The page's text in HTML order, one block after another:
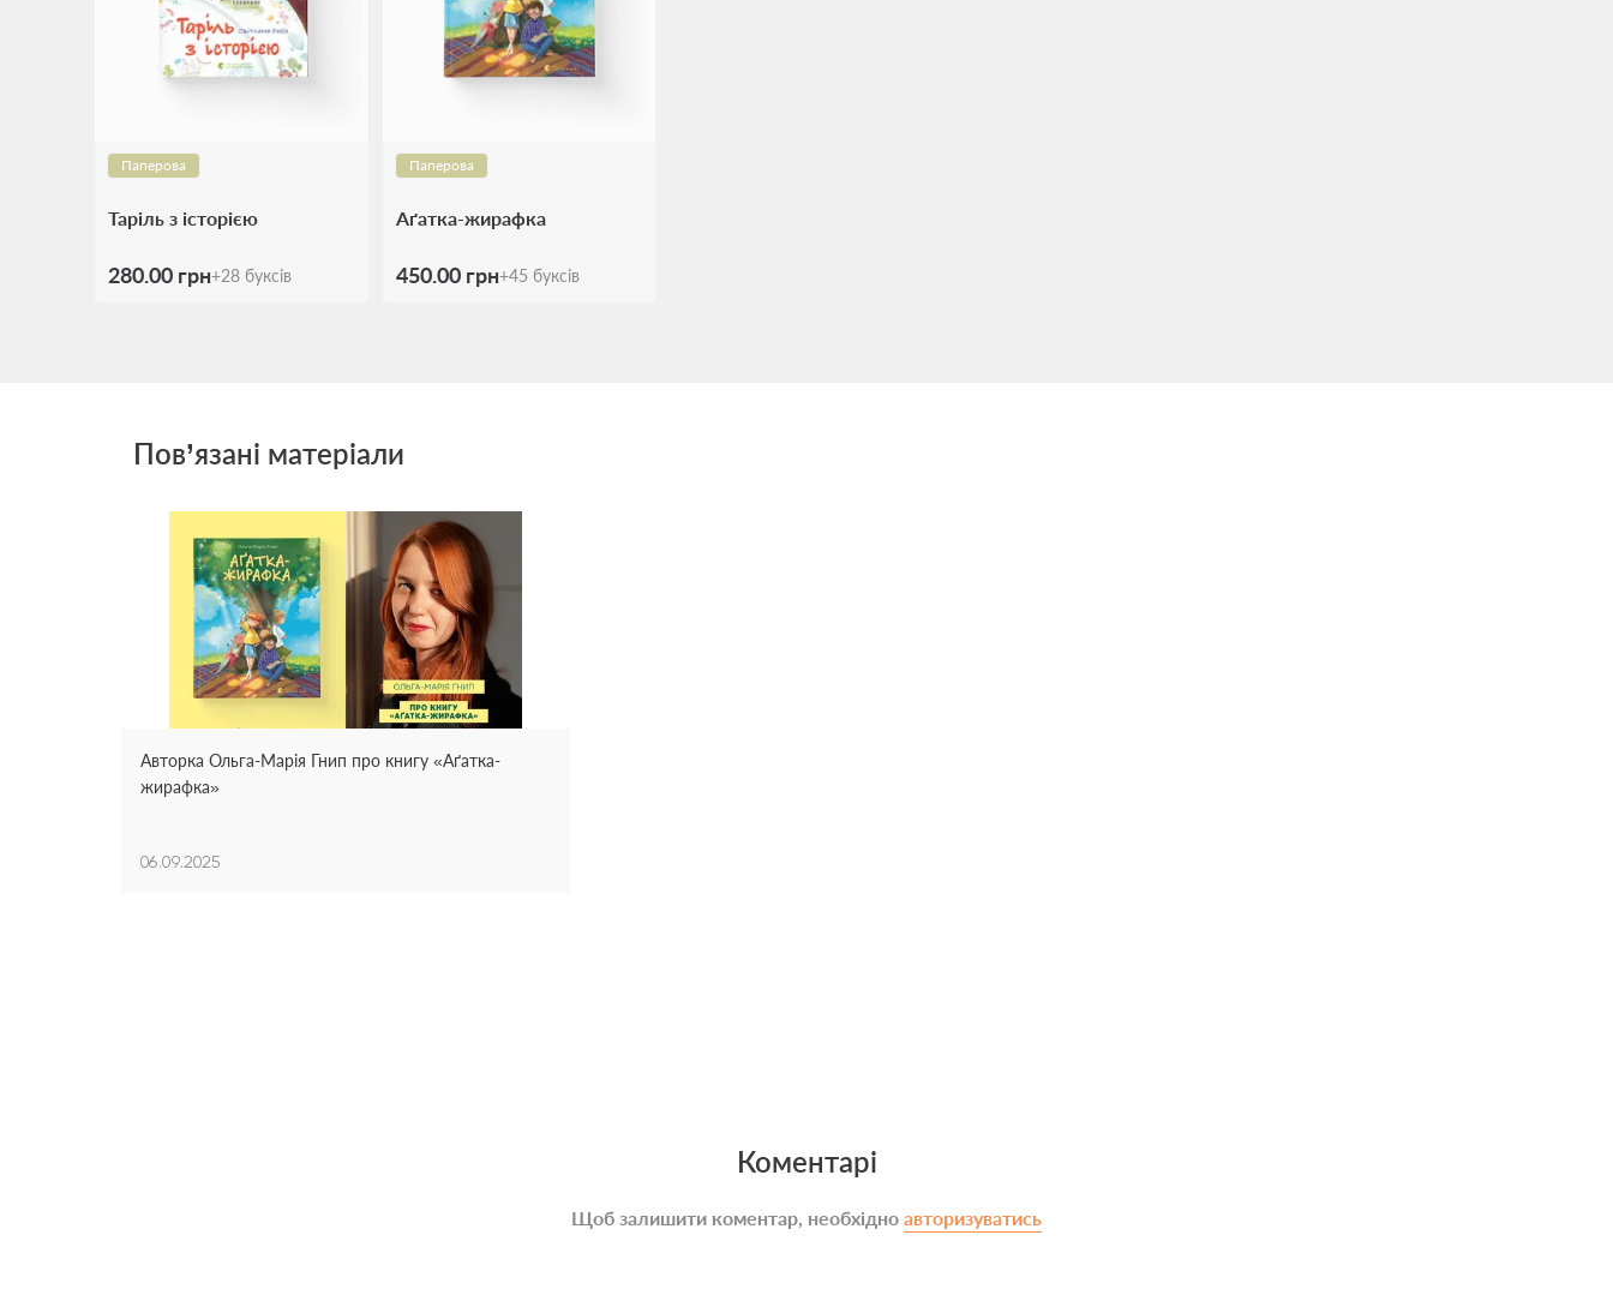
Паперова
Таріль з історією
280.00 грн+28 буксів
Паперова
Аґатка-жирафка
450.00 грн+45 буксів
Пов’язані матеріали
Авторка Ольга-Марія Гнип про книгу «Аґатка-
жирафка»
06.09.2025
Коментарі
Щоб залишити коментар, необхідно авторизуватись